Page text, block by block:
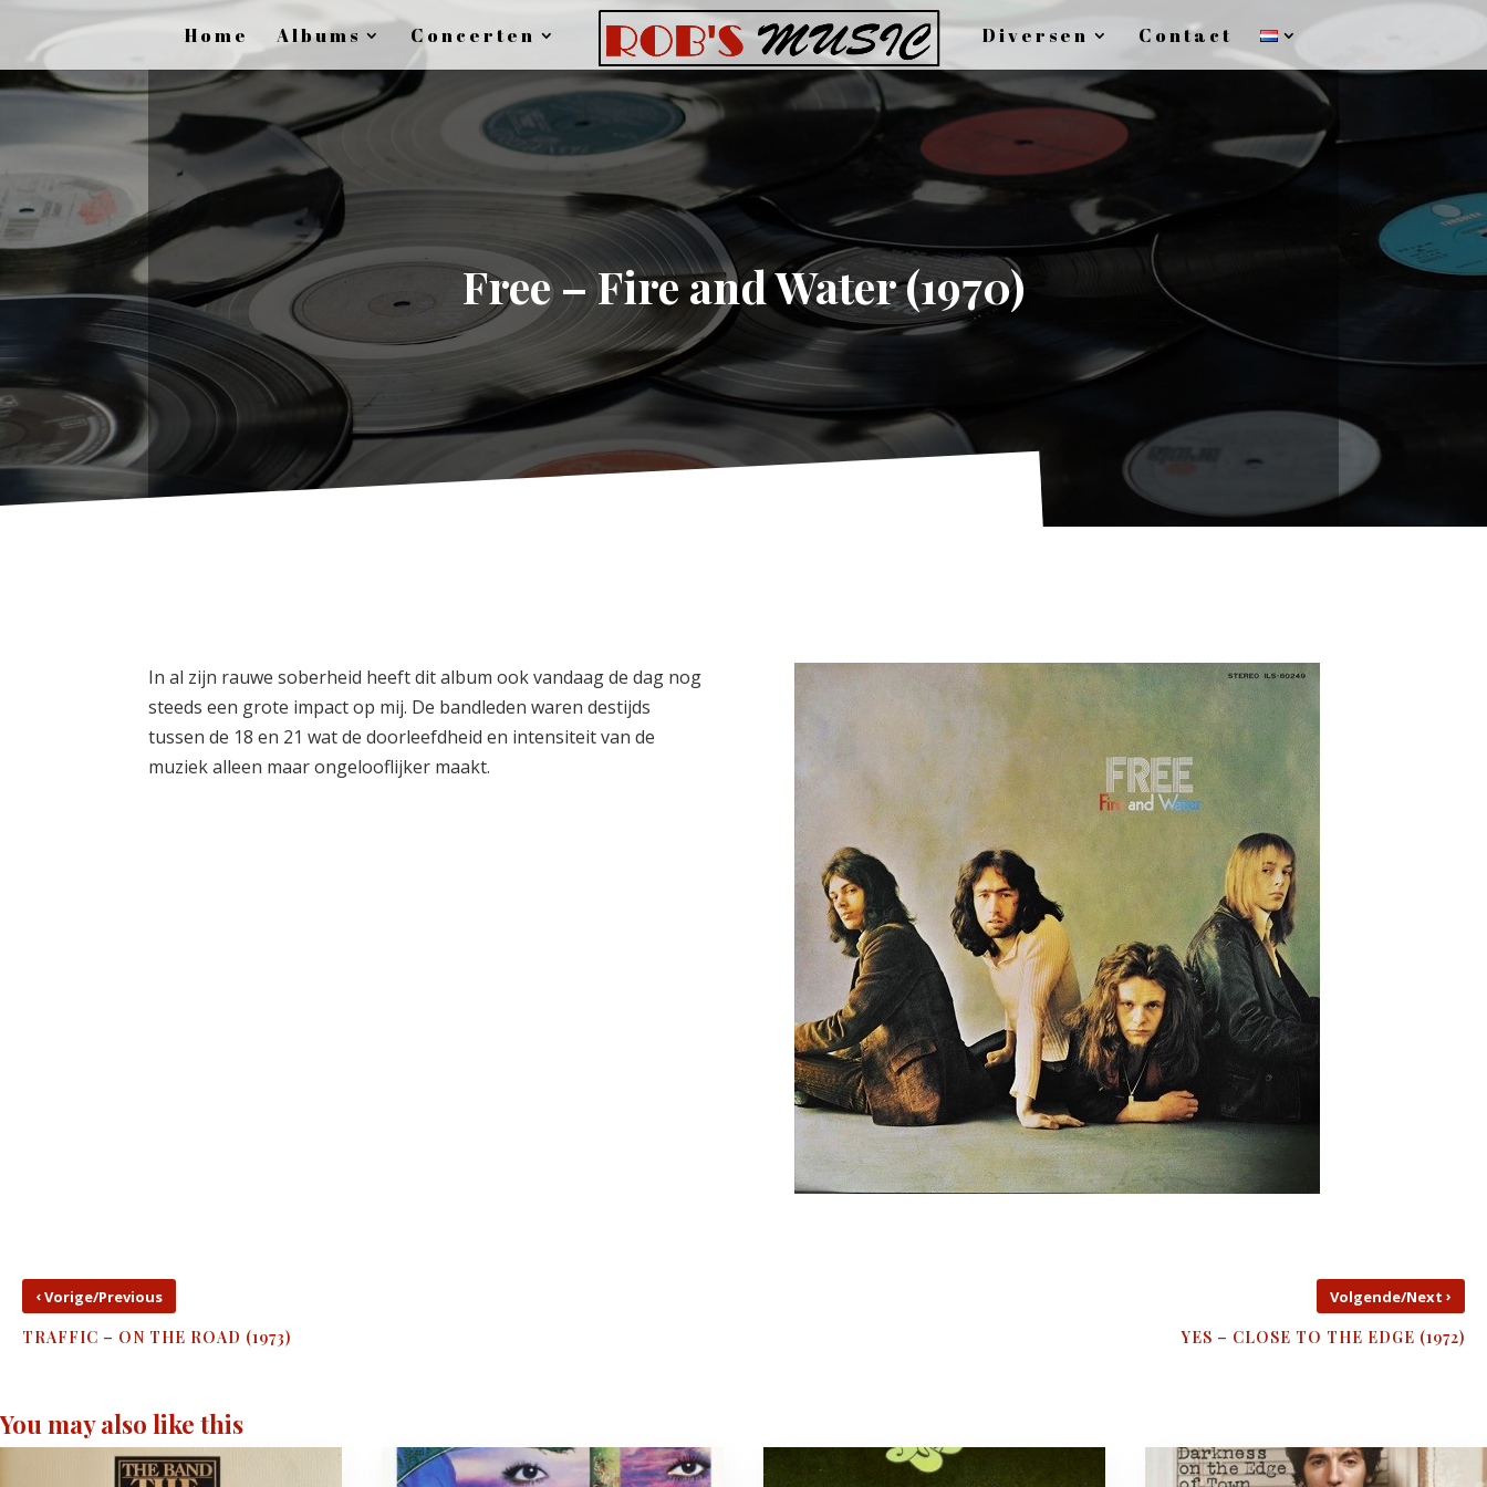
Home Albums Concerten Diversen Contact
Free – Fire and Water (1970)
In al zijn rauwe soberheid heeft dit album ook vandaag de dag nog
steeds een grote impact op mij. De bandleden waren destijds
tussen de 18 en 21 wat de doorleefdheid en intensiteit van de
muziek alleen maar ongelooflijker maakt.
‹Vorige/Previous
TRAFFIC – ON THE ROAD (1973)
Volgende/Next ›
YES – CLOSE TO THE EDGE (1972)
You may also like this